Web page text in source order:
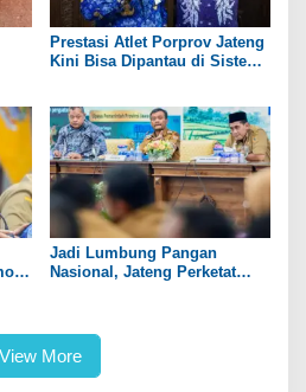
Prestasi Atlet Porprov Jateng
Kini Bisa Dipantau di Sistem
Jadi Lumbung Pangan
Nasional, Jateng Perketat
View More